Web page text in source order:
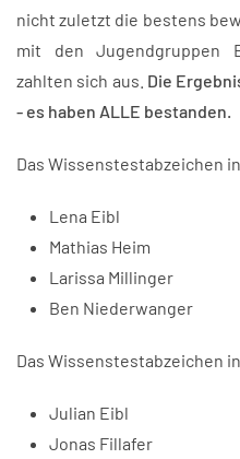
nicht zuletzt die bestens
mit den Jugendgruppen
zahlten sich aus. Die
- es haben ALLE bestanden.
Das Wissenstestabzeichen in
Lena Eibl
Mathias Heim
Larissa Millinger
Ben Niederwanger
Das Wissenstestabzeichen in
Julian Eibl
Jonas Fillafer